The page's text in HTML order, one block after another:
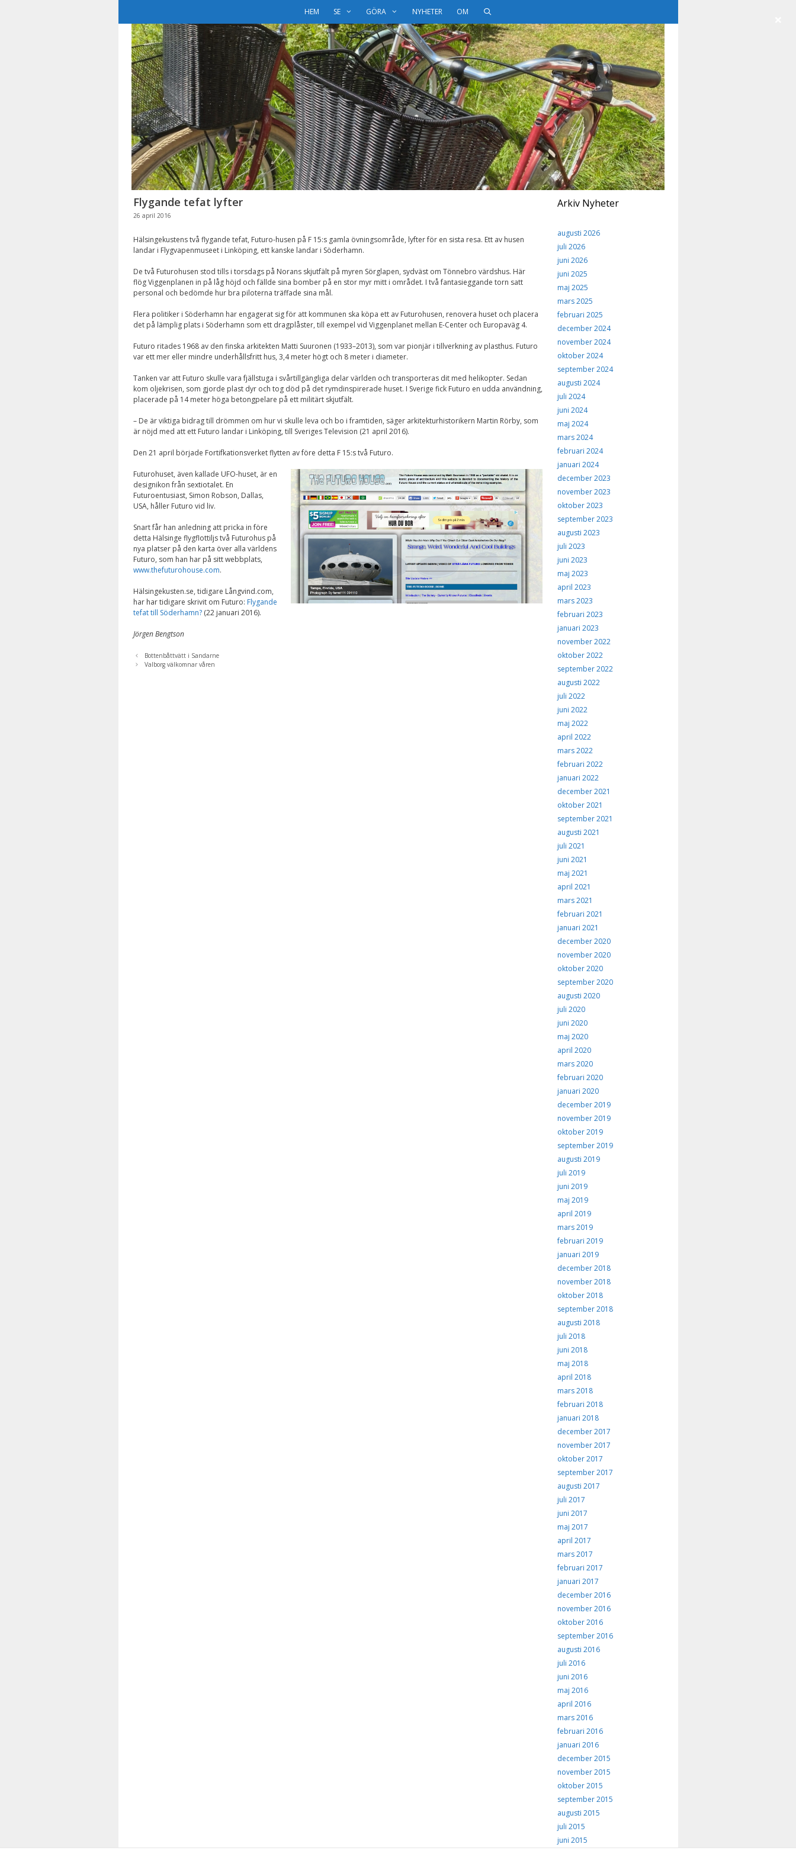
HEM SE GÖRA NYHETER OM
Flygande tefat lyfter
26 april 2016
Hälsingekustens två flygande tefat, Futuro-husen på F 15:s gamla övningsområde, lyfter för en sista resa. Ett av husen
landar i Flygvapenmuseet i Linköping, ett kanske landar i Söderhamn.
De två Futurohusen stod tills i torsdags på Norans skjutfält på myren Sörglapen, sydväst om Tönnebro värdshus. Här
flögViggenplanen in på låg höjd och fällde sina bomber på en stor myr mitt i området. I två fantasieggande torn satt
personal och bedömde hur bra piloterna träffade sina mål.
Flera politiker i Söderhamn har engagerat sig för att kommunen ska köpa ett av Futurohusen, renovera huset och placera
det på lämplig plats i Söderhamn som ett dragplåster, till exempel vid Viggenplanet mellan E-Center och Europaväg 4.
Futuro ritades 1968 av den finska arkitekten Matti Suuronen (1933–2013), som var pionjär i tillverkning av plasthus. Futuro
var ett mer eller mindre underhållsfritt hus, 3,4 meter högt och 8 meter i diameter.
Tanken var att Futuro skulle vara fjällstuga i svårtillgängliga delar världen och transporteras dit med helikopter. Sedan
kom oljekrisen, som gjorde plast dyr och tog död på det rymdinspirerade huset. I Sverige fick Futuro en udda användning,
placerade på 14 meter höga betongpelare på ett militärt skjutfält.
– De är viktiga bidrag till drömmen om hur vi skulle leva och bo i framtiden, säger arkitekturhistorikern Martin Rörby, som
är nöjd med att ett Futuro landar i Linköping, till Sveriges Television (21 april 2016).
Den 21 april började Fortifkationsverket flytten av före detta F 15:s två Futuro.
Futurohuset, även kallade UFO-huset, är en
designikon från sextiotalet. En
Futuroentusiast, Simon Robson, Dallas,
USA, håller Futuro vid liv.
Snart får han anledning att pricka in före
detta Hälsinge flygflottiljs två Futurohus på
nya platser på den karta över alla världens
Futuro, som han har på sitt webbplats,
www.thefuturohouse.com.
Hälsingekusten.se, tidigare Långvind.com,
har har tidigare skrivit om Futuro: Flygande
tefat till Söderhamn?(22 januari 2016).
Jörgen Bengtson
Bottenbåttvätt i Sandarne
Valborg välkomnar våren
Arkiv Nyheter
augusti 2026
juli 2026
juni 2026
juni 2025
maj 2025
mars 2025
februari 2025
december 2024
november 2024
oktober 2024
september 2024
augusti 2024
juli 2024
juni 2024
maj 2024
mars 2024
februari 2024
januari 2024
december 2023
november 2023
oktober 2023
september 2023
augusti 2023
juli 2023
juni 2023
maj 2023
april 2023
mars 2023
februari 2023
januari 2023
november 2022
oktober 2022
september 2022
augusti 2022
juli 2022
juni 2022
maj 2022
april 2022
mars 2022
februari 2022
januari 2022
december 2021
oktober 2021
september 2021
augusti 2021
juli 2021
juni 2021
maj 2021
april 2021
mars 2021
februari 2021
januari 2021
december 2020
november 2020
oktober 2020
september 2020
augusti 2020
juli 2020
juni 2020
maj 2020
april 2020
mars 2020
februari 2020
januari 2020
december 2019
november 2019
oktober 2019
september 2019
augusti 2019
juli 2019
juni 2019
maj 2019
april 2019
mars 2019
februari 2019
januari 2019
december 2018
november 2018
oktober 2018
september 2018
augusti 2018
juli 2018
juni 2018
maj 2018
april 2018
mars 2018
februari 2018
januari 2018
december 2017
november 2017
oktober 2017
september 2017
augusti 2017
juli 2017
juni 2017
maj 2017
april 2017
mars 2017
februari 2017
januari 2017
december 2016
november 2016
oktober 2016
september 2016
augusti 2016
juli 2016
juni 2016
maj 2016
april 2016
mars 2016
februari 2016
januari 2016
december 2015
november 2015
oktober 2015
september 2015
augusti 2015
juli 2015
juni 2015
Nödvändiga
Dessa kakor går
för att
hemsidan över
ska fungera.
Statistik
För att vi ska
hemsidans
hur
hemsidan
används.
Upplevelse
För att vår
hemsida ska
prestera så bra
som möjligt
under ditt
besök. Om du
nekar de här